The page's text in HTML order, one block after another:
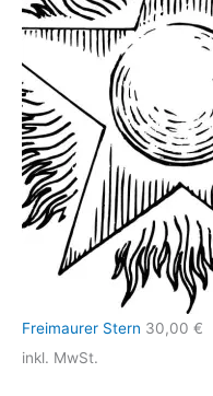
Freimaurer Stern 30,00 €
inkl. MwSt.